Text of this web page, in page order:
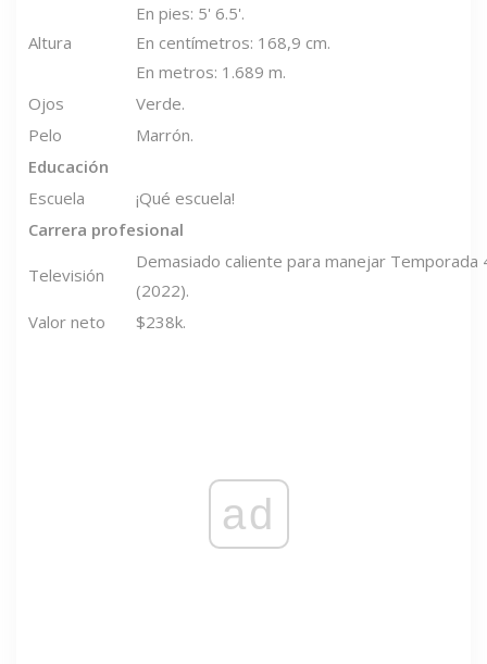
Altura
En pies: 5' 6.5'.
En centímetros: 168,9 cm.
En metros: 1.689 m.
Ojos
Verde.
Pelo
Marrón.
Educación
Escuela
¡Qué escuela!
Carrera profesional
Televisión
Demasiado caliente para manejar Temporada
(2022).
Valor neto
$238k.
ad